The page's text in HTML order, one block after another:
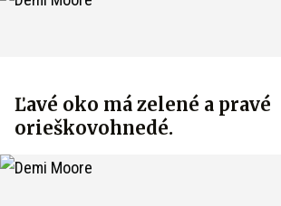
Ľavé oko má zelené a pravé
orieškovohnedé.